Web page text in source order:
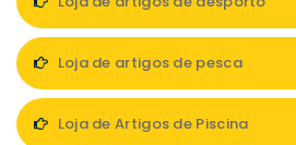
Loja de artigos de pesca
Loja de Artigos de Piscina